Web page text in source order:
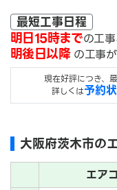
最短工事日程
明日15時までの工事
明後日以降 の工事が
現在好評につき、
詳しくは予約
大阪府茨木市の
エア